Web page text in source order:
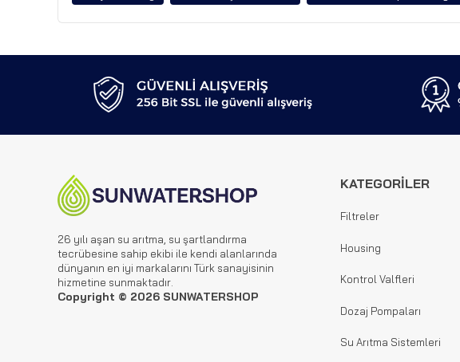
26 yılı aşan su arıtma, su şartlandırma
tecrübesine sahip ekibi ile kendi alanlarında
dünyanın en iyi markalarını Türk sanayisinin
hizmetine sunmaktadır.
Copyright © 2026 SUNWATERSHOP
KATEGORİLER
Filtreler
Housing
Kontrol Valfleri
Dozaj Pompaları
Su Arıtma Sistemleri